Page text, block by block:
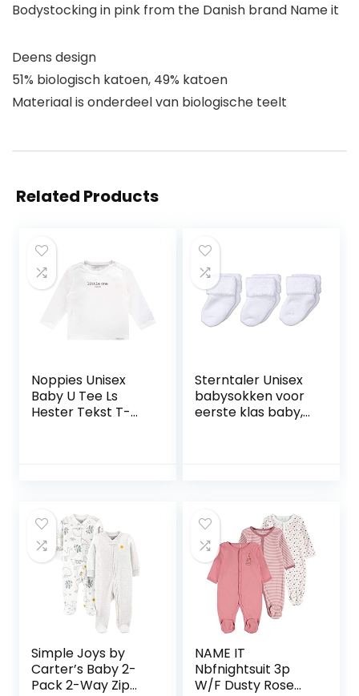
Bodystocking in pink from the Danish brand Name it
Deens design
51% biologisch katoen, 49% katoen
Materiaal is onderdeel van biologische teelt
Related Products
Noppies Unisex
Baby U Tee Ls
Hester Tekst T-
Sterntaler Unisex
babysokken voor
eerste klas baby,
Simple Joys by
Carter’s Baby 2-
Pack 2-Way Zip
NAME IT
Nbfnightsuit 3p
W/F Dusty Rose